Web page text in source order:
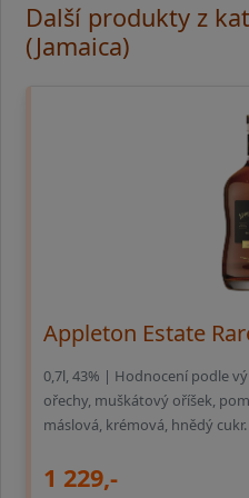
Další produkty z
(Jamaica)
Appleton Estate
0,7l, 43% | Hodnocení podle
ořechy, muškátový oříšek,
máslová, krémová, hnědý
1 229,-